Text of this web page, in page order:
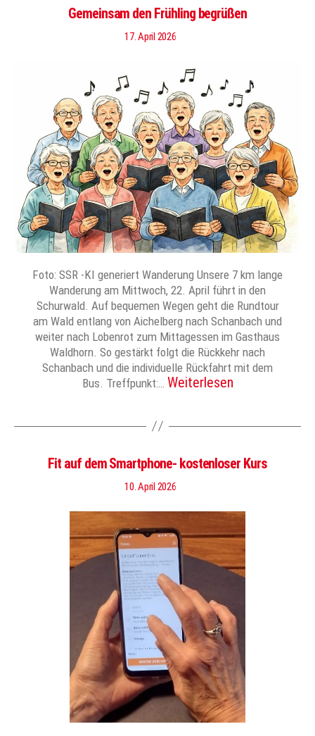
Gemeinsam den Frühling begrüßen
17. April 2026
Foto: SSR -KI generiert Wanderung Unsere 7 km lange
Wanderung am Mittwoch, 22. April führt in den
Schurwald. Auf bequemen Wegen geht die Rundtour
am Wald entlang von Aichelberg nach Schanbach und
weiter nach Lobenrot zum Mittagessen im Gasthaus
Waldhorn. So gestärkt folgt die Rückkehr nach
Schanbach und die individuelle Rückfahrt mit dem
Bus. Treffpunkt:… Weiterlesen
Fit auf dem Smartphone- kostenloser Kurs
10. April 2026